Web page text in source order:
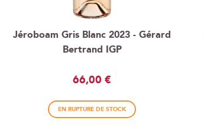
Jéroboam Gris Blanc 2023 - Gérard
Bertrand IGP
66,00 €
EN RUPTURE DE STOCK